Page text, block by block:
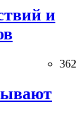
и
362